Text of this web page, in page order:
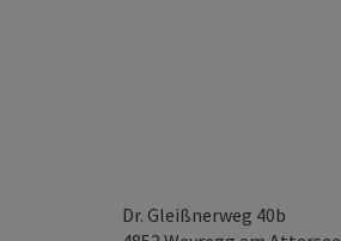
Dr. Gleißnerweg 40b